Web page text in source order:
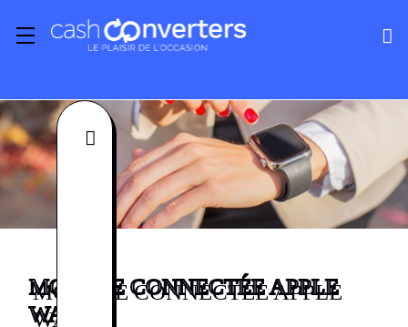
Fermer
MONTRE CONNECTÉE APPLE
WATCH